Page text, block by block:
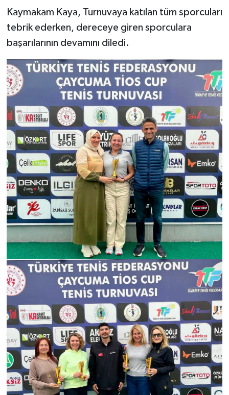
Kaymakam Kaya, Turnuvaya katılan tüm sporcuları
tebrik ederken, dereceye giren sporculara
başarılarının devamını diledi.
Röportaj
SİYASET
Ulusal
Yaşam